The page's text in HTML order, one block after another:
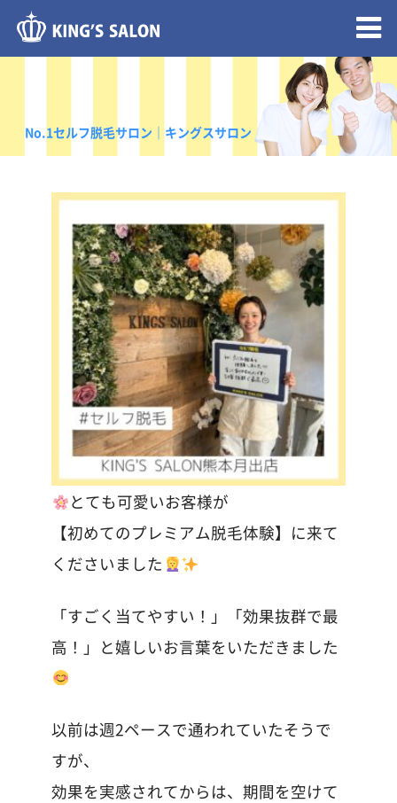
No.1セルフ脱毛サロン｜キングスサロン
とても可愛いお客様が
【初めてのプレミアム脱毛体験】に来て
くださいました
「すごく当てやすい！」「効果抜群で最
高！」と嬉しいお言葉をいただきました
以前は週2ペースで通われていたそうで
すが、
効果を実感されてからは、期間を空けて